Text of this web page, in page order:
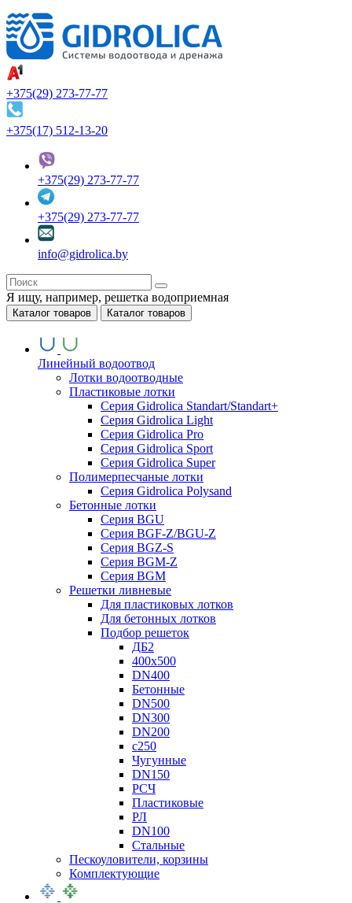
+375(29) 273-77-77
+375(17) 512-13-20
+375(29) 273-77-77
+375(29) 273-77-77
info@gidrolica.by
Я ищу, например, решетка водоприемная
Каталог товаров Каталог товаров
Линейный водоотвод
Лотки водоотводные
Пластиковые лотки
Серия Gidrolica Standart/Standart+
Серия Gidrolica Light
Серия Gidrolica Pro
Серия Gidrolica Sport
Серия Gidrolica Super
Полимерпесчаные лотки
Серия Gidrolica Polysand
Бетонные лотки
Серия BGU
Серия BGF-Z/BGU-Z
Серия BGZ-S
Серия BGM-Z
Серия BGM
Решетки ливневые
Для пластиковых лотков
Для бетонных лотков
Подбор решеток
ДБ2
400х500
DN400
Бетонные
DN500
DN300
DN200
с250
Чугунные
DN150
РСЧ
Пластиковые
РЛ
DN100
Стальные
Пескоуловители, корзины
Комплектующие